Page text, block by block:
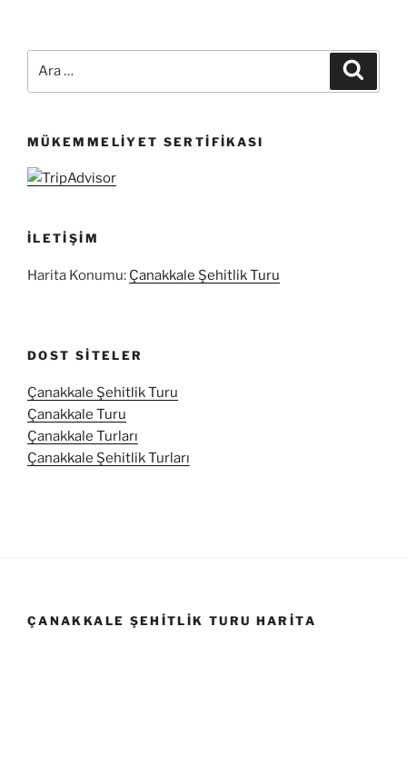
MÜKEMMELIYET SERTIFIKASI
İLETIŞIM
Harita Konumu: Çanakkale Şehitlik Turu
DOST SITELER
Çanakkale Şehitlik Turu
Çanakkale Turu
Çanakkale Turları
Çanakkale Şehitlik Turları
ÇANAKKALE ŞEHITLIK TURU HARITA